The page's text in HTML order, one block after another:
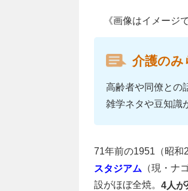
《画像はイメージで
介護のみ
高齢者や同僚との
雑学ネタや豆知識
71年前の1951（昭和
スタジアム （現・ナ
設がほぼ全焼。 4人が